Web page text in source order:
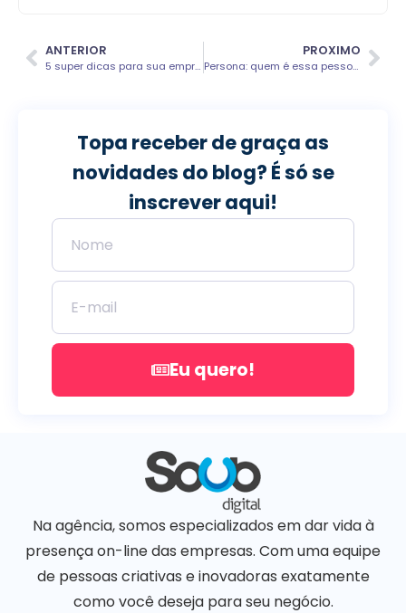
ANTERIOR
5 super dicas para sua empresa aparecer no Google
PROXIMO
Persona: quem é essa pessoa?
Topa receber de graça as
novidades do blog? É só se
inscrever aqui!
Eu quero!
Na agência, somos especializados em dar vida à
presença on-line das empresas. Com uma equipe
de pessoas criativas e inovadoras exatamente
como você deseja para seu negócio.